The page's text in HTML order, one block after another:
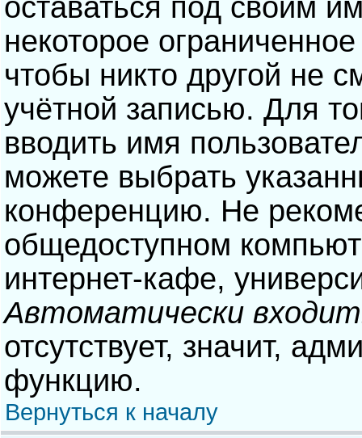
оставаться под своим
некоторое
чтобы никто другой не
учётной записью. Для
вводить имя
можете выбрать
конференцию. Не
общедоступном
интернет-кафе,
Автоматически
отсутствует, значит,
функцию.
Вернуться к началу